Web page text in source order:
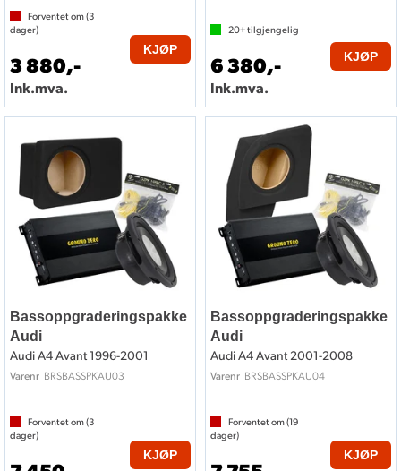
Forventet om (3
dager)
3 880,-
Ink.mva.
KJØP
20+tilgjengelig
6 380,-
Ink.mva.
KJØP
Bassoppgraderingspakke
Audi
Audi A4 Avant 1996-2001
Varenr BRSBASSPKAU03
Forventet om (3
dager)
KJØP
Bassoppgraderingspakke
Audi
Audi A4 Avant 2001-2008
Varenr BRSBASSPKAU04
Forventet om (19
dager)
KJØP